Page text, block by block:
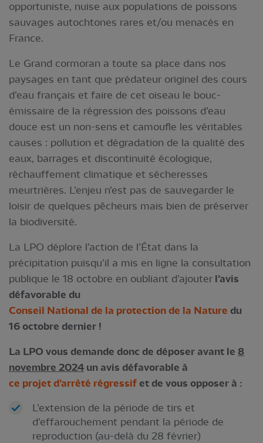
opportuniste, nuise aux populations de poissons
sauvages autochtones rares et/ou menacés en
France.
Le Grand cormoran a toute sa place dans nos
paysages en tant que prédateur originel des cours
d’eau français et faire de cet oiseau le bouc-
émissaire de la régression des poissons d’eau
douce est un non-sens et camoufle les véritables
causes : pollution et dégradation de la qualité des
eaux, barrages et discontinuité écologique,
réchauffement climatique et sécheresses
meurtrières. L’enjeu n’est pas de sauvegarder le
loisir de quelques pêcheurs mais bien de préserver
la biodiversité.
La LPO déplore l’action de l’État dans la
précipitation puisqu’il a mis en ligne la consultation
publique le 18 octobre en oubliant d’ajouter l’avis
défavorable du
Conseil National de la protection de la Nature du
16 octobre dernier !
La LPO vous demande donc de déposer avant le 8
novembre 2024 un avis défavorable à
ce projet d’arrêté régressifet de vous opposer à :
L’extension de la période de tirs et
d’effarouchement pendant la période de
reproduction (au-delà du 28 février)